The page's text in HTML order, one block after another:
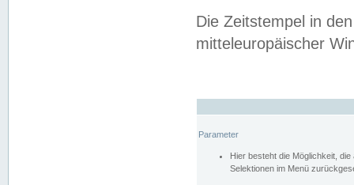
Die Zeitstempel in
mitteleuropäischer
Parameter
Hier besteht die Möglichkeit,
Selektionen im Menü